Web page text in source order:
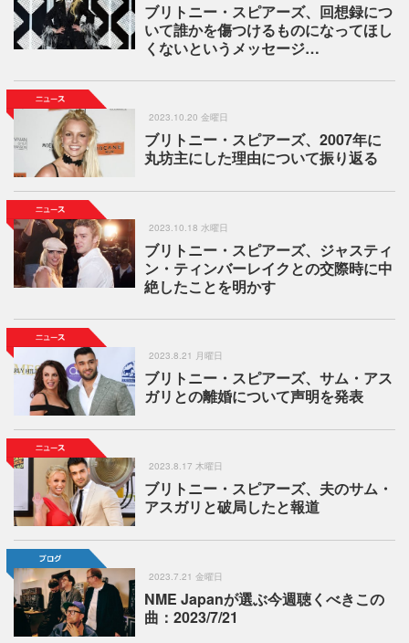
ブリトニー・スピアーズ、回想録につ
いて誰かを傷つけるものになってほし
くないというメッセージ…
2023.10.20 金曜日
ブリトニー・スピアーズ、2007年に
丸坊主にした理由について振り返る
2023.10.18 水曜日
ブリトニー・スピアーズ、ジャスティ
ン・ティンバーレイクとの交際時に中
絶したことを明かす
2023.8.21 月曜日
ブリトニー・スピアーズ、サム・アス
ガリとの離婚について声明を発表
2023.8.17 木曜日
ブリトニー・スピアーズ、夫のサム・
アスガリと破局したと報道
2023.7.21 金曜日
NME Japanが選ぶ今週聴くべきこの
曲：2023/7/21